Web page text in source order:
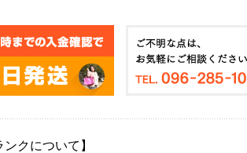
ンクについて】